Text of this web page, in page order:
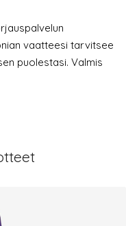
vaatteesi tarvitsee
puolestasi. Valmis